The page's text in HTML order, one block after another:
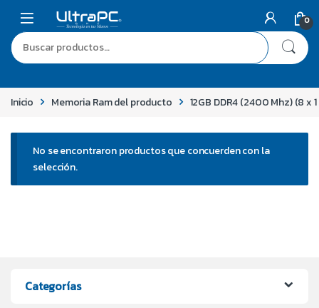
0
Inicio Memoria Ram del producto 12GB DDR4 (2400 Mhz) (8 x 1
No se encontraron productos que concuerden con la
selección.
Categorías